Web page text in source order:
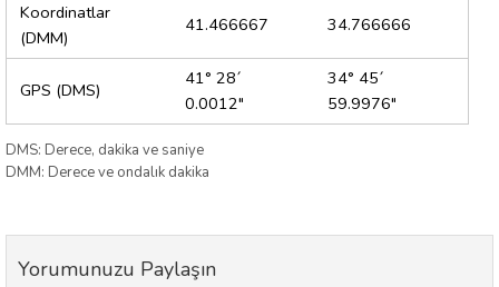
Koordinatlar
(DMM)
41.466667 34.766666
GPS (DMS)
41° 28´
0.0012"
34° 45´
59.9976"
DMS: Derece, dakika ve saniye
DMM: Derece ve ondalık dakika
Yorumunuzu Paylaşın